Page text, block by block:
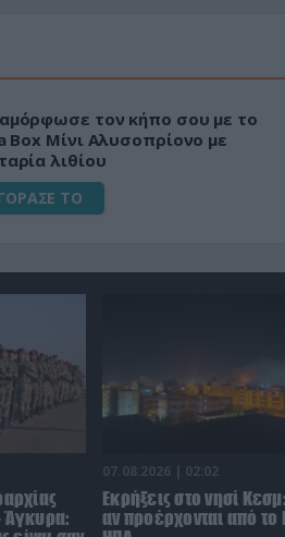
τον κήπο σου με το
Box Μίνι Αλυσοπρίονο με
λιθίου
ΤΟ
Άγκυρα:
07.08.2026 | 02:02
Εκρήξεις στο νησί
αν προέρχονται από το